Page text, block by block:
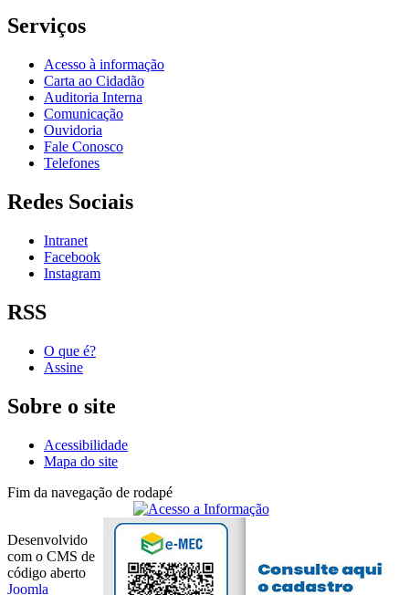
Serviços
Acesso à informação
Carta ao Cidadão
Auditoria Interna
Comunicação
Ouvidoria
Fale Conosco
Telefones
Redes Sociais
Intranet
Facebook
Instagram
RSS
O que é?
Assine
Sobre o site
Acessibilidade
Mapa do site
Fim da navegação de rodapé
Desenvolvido
com o CMS de
código aberto
Joomla